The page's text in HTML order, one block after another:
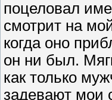
поцеловал
смотрит на
когда оно
он ни был.
как только
задевают мои